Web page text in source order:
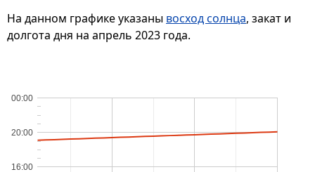
На данном графике указаны восход солнца, закат и
долгота дня на апрель 2023 года.
16:00
20:00
00:00